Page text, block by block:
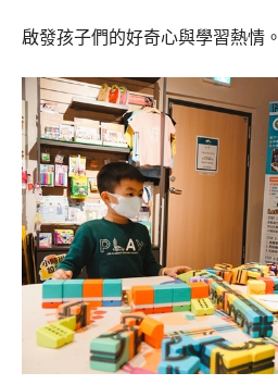
啟發孩子們的好奇心與學習熱情。